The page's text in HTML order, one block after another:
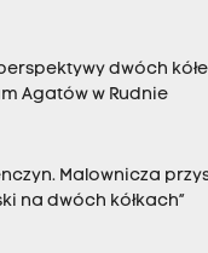
dwóch
Agatów w Rudnie
Malownicza
na dwóch kółkach”